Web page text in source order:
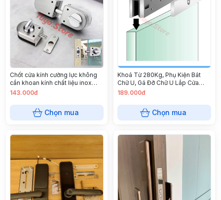
Chốt cửa kính cường lực không
cần khoan kính chất liệu inox
304
143.000đ
Chọn mua
Khoá Từ 280Kg, Phụ Kiện Bát
Chữ U, Gá Đỡ Chữ U Lắp Cửa
Kính Cho Khoá Từ 280Kg
189.000đ
Chọn mua